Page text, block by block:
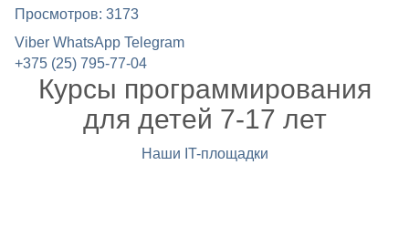
Просмотров: 3173
Viber WhatsApp Telegram
+375 (25) 795-77-04
Курсы программирования
для детей 7-17 лет
Наши IT-площадки